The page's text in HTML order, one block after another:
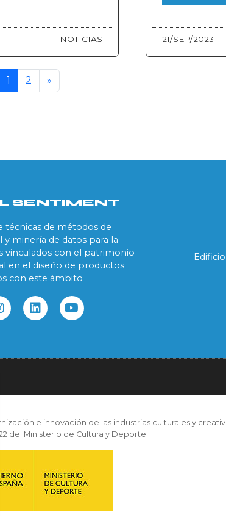
NOTICIAS 21/SEP/2023
1 2 »
SENTIMENT
técnicas de métodos de
y minería de datos para la
vinculados con el patrimonio
en el diseño de productos
con este ámbito
e innovación de las industrias culturales y
del Ministerio de Cultura y Deporte.